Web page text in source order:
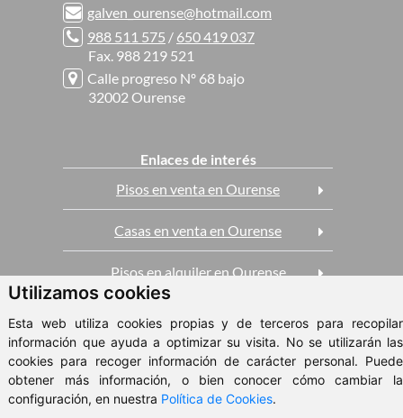
Utilizamos cookies
Esta web utiliza cookies propias y de terceros para recopilar
información que ayuda a optimizar su visita. No se utilizarán las
cookies para recoger información de carácter personal. Puede
obtener más información, o bien conocer cómo cambiar la
configuración, en nuestra Política de Cookies.
galven_ourense@hotmail.com
988 511 575 / 650 419 037
Fax. 988 219 521
Calle progreso Nº 68 bajo
32002 Ourense
Enlaces de interés
Pisos en venta en Ourense
Casas en venta en Ourense
Pisos en alquiler en Ourense
ClickViviendas
© 2026 - Inmobiliaria Galven
Aviso Legal